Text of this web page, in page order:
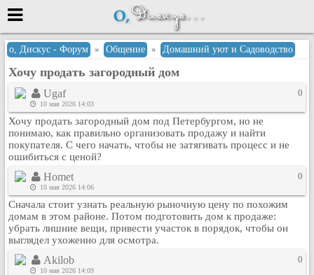
Меню
или войти через
Вход с 7ooo.ru
Регистрация
Забыли пароль?
Данные авторизации одинаковые с
сайтом 7ooo.ru
Форумы
Главная
Поиск
Новые сообщения
о, Дискус - Форум » Общение » Домашний уют и Садоводство
Хочу продать загородный дом
Ugaf
10 мая 2026 14:03
0
Хочу продать загородный дом под Петербургом, но не
понимаю, как правильно организовать продажу и найти
покупателя. С чего начать, чтобы не затягивать процесс и не
ошибиться с ценой?
Homet
10 мая 2026 14:06
0
Сначала стоит узнать реальную рыночную цену по похожим
домам в этом районе. Потом подготовить дом к продаже:
убрать лишние вещи, привести участок в порядок, чтобы он
выглядел ухоженно для осмотра.
Akilob
10 мая 2026 14:09
0